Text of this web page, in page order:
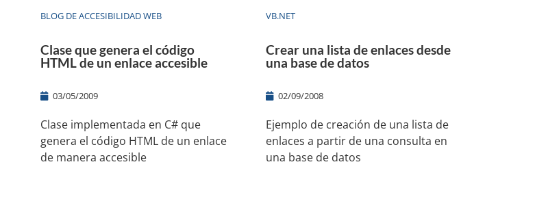
BLOG DE ACCESIBILIDAD WEB
Clase que genera el código
HTML de un enlace accesible
03/05/2009
Clase implementada en C# que
genera el código HTML de un enlace
de manera accesible
VB.NET
Crear una lista de enlaces desde
una base de datos
02/09/2008
Ejemplo de creación de una lista de
enlaces a partir de una consulta en
una base de datos